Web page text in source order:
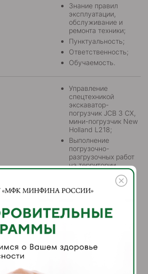
Знание правил
эксплуатации,
обслуживание и
ремонта техники;
Пунктуальность;
Ответственность;
Обучаемость.
Управление
спецтехникой
экскаватор-
погрузчик JCB 3 CX,
мини-погрузчик New
Holland L218;
Выполнение
погрузочно-
разгрузочных работ
на территории
Копка траншей,
прокладка линий
коммуникаций;
Механизированная
удаление,
складирование и